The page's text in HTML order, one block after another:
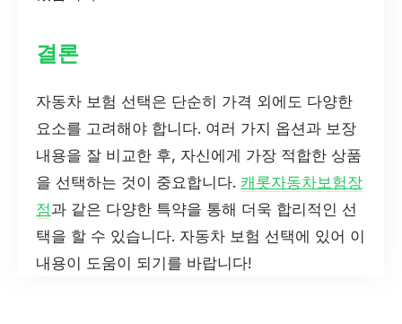
결론
자동차 보험 선택은 단순히 가격 외에도 다양한
요소를 고려해야 합니다. 여러 가지 옵션과 보장
내용을 잘 비교한 후, 자신에게 가장 적합한 상품
을 선택하는 것이 중요합니다. 캐롯자동차보험장
점과 같은 다양한 특약을 통해 더욱 합리적인 선
택을 할 수 있습니다. 자동차 보험 선택에 있어 이
내용이 도움이 되기를 바랍니다!